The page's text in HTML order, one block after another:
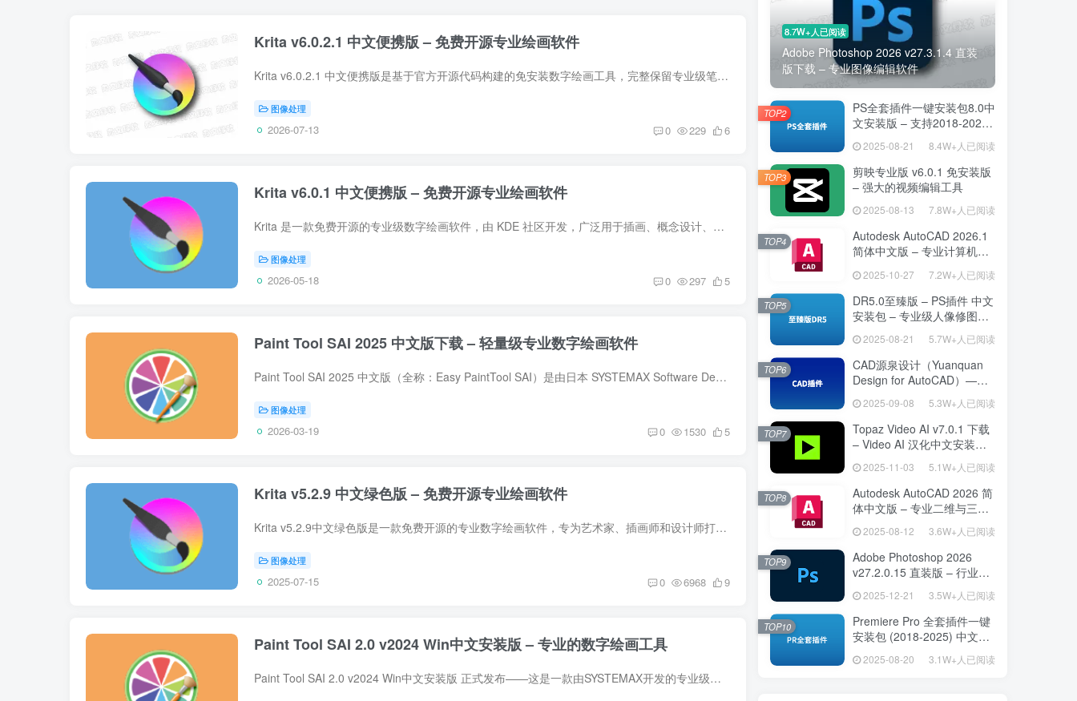
Krita v6.0.2.1 中文便携版 – 免费开源专业绘画软件
Krita v6.0.2.1 中文便携版是基于官方开源代码构建的免安装数字绘画工具，完整保留专业级笔刷引擎、图层管理与色彩管理功能。软件原生支持简体中文界面，无需配置即可在U盘或移动硬盘中运行，适...
图像处理
2026-07-13 0 229 6
Krita v6.0.1 中文便携版 – 免费开源专业绘画软件
Krita 是一款免费开源的专业级数字绘画软件，由 KDE 社区开发，广泛用于插画、概念设计、纹理绘制和动画制作。v6.0.0 是 2025 年底发布的重大更新版本，带来了全新的笔刷引擎优化、更流畅的动画...
图像处理
2026-05-18 0 297 5
Paint Tool SAI 2025 中文版下载 – 轻量级专业数字绘画软件
Paint Tool SAI 2025 中文版（全称：Easy PaintTool SAI）是由日本 SYSTEMAX Software Development 开发的一款经典轻量级数字绘画软件。自发布以来，凭借其极低的系统资源占用、流畅的笔触响...
图像处理
2026-03-19 0 1530 5
Krita v5.2.9 中文绿色版 – 免费开源专业绘画软件
Krita v5.2.9中文绿色版是一款免费开源的专业数字绘画软件，专为艺术家、插画师和设计师打造。该软件提供了丰富的绘画工具、强大的图层管理和多种创意功能，帮助用户轻松实现高质量的数字艺术作...
图像处理
2025-07-15 0 6968 9
Paint Tool SAI 2.0 v2024 Win中文安装版 – 专业的数字绘画工具
Paint Tool SAI 2.0 v2024 Win中文安装版 正式发布——这是一款由SYSTEMAX开发的专业级绘图软件，适用于插画师、漫画家、设计师等多个领域。通过深度优化和新功能的加入，这款版本为你带来无缝...
8.7W+人已阅读
Adobe Photoshop 2026 v27.3.1.4 直装
版下载 – 专业图像编辑软件
PS全套插件一键安装包8.0中
文安装版 – 支持2018-2025
– 提升设计效率
2025-08-21 8.4W+人已阅读
TOP2
剪映专业版 v6.0.1 免安装版
– 强大的视频编辑工具
2025-08-13 7.8W+人已阅读
TOP3
Autodesk AutoCAD 2026.1
简体中文版 – 专业计算机辅
2025-10-27 7.2W+人已阅读
TOP4
DR5.0至臻版 – PS插件 中文
安装包 – 专业级人像修图工
2025-08-21 5.7W+人已阅读
TOP5
CAD源泉设计（Yuanquan
Design for AutoCAD）——
高效绘图利器
2025-09-08 5.3W+人已阅读
TOP6
Topaz Video AI v7.0.1 下载
– Video AI 汉化中文安装版
2025-11-03 5.1W+人已阅读
TOP7
Autodesk AutoCAD 2026 简
体中文版 – 专业二维与三维
2025-08-12 3.6W+人已阅读
TOP8
Adobe Photoshop 2026
v27.2.0.15 直装版 – 行业标
2025-12-21 3.5W+人已阅读
TOP9
Premiere Pro 全套插件一键
安装包 (2018-2025) 中文安
率的专业工具
2025-08-20 3.1W+人已阅读
TOP10